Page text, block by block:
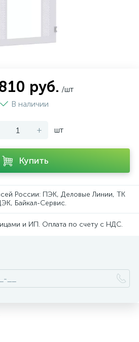
руб. /шт
В наличии
+ шт
Купить
России: ПЭК, Деловые Линии, ТК
Байкал-Сервис.
и ИП. Оплата по счету с НДС.